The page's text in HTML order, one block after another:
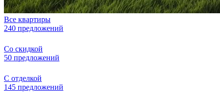
Все квартиры
240 предложений
Со скидкой
50 предложений
С отделкой
145 предложений